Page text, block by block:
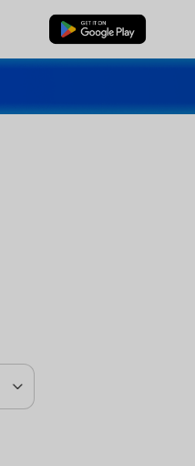
Unduh Gratis